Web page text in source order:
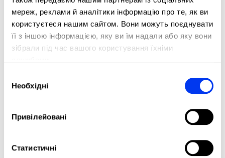
мереж, реклами й аналітики інформацію про те, як ви
користуєтеся нашим сайтом. Вони можуть поєднувати
її з іншою інформацією, яку ви їм надали або яку вони
зібрали під час вашого користування їхніми
згоди
Необхідні
Привілейовані
Статистичні
Падель 26,00 €